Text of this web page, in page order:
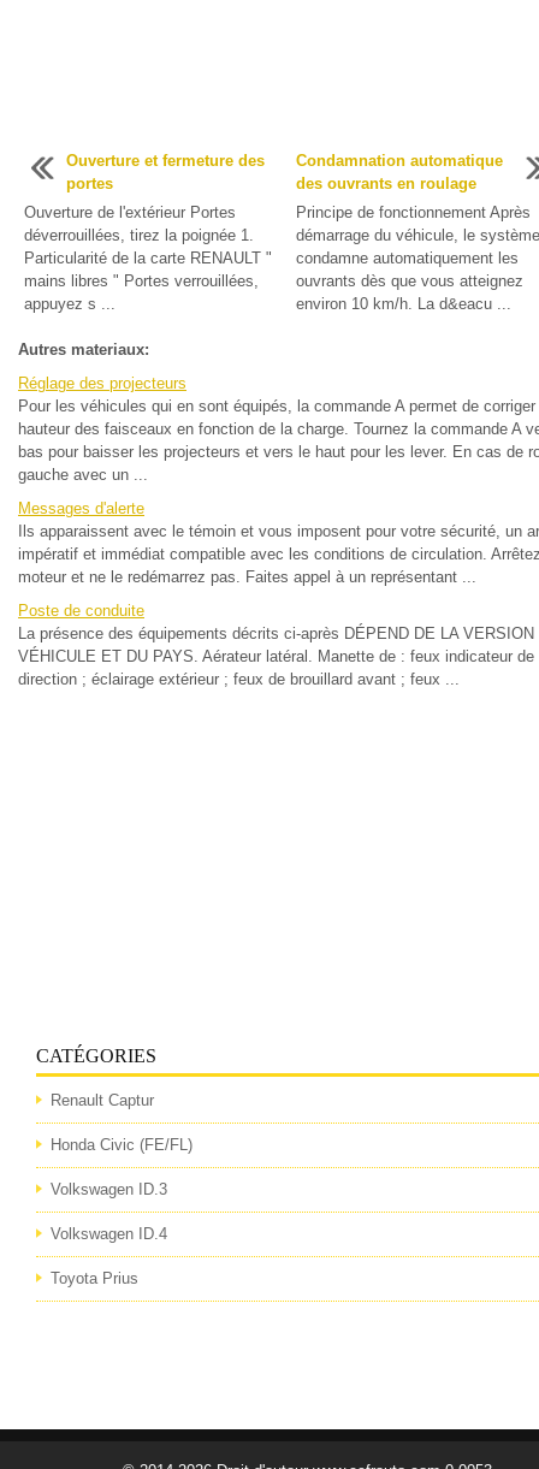
Ouverture et fermeture des
portes
Ouverture de l'extérieur Portes
déverrouillées, tirez la poignée 1.
Particularité de la carte RENAULT "
mains libres " Portes verrouillées,
appuyez s ...
Condamnation automatique
des ouvrants en roulage
Principe de fonctionnement Après
démarrage du véhicule, le système
condamne automatiquement les
ouvrants dès que vous atteignez
environ 10 km/h. La d&eacu ...
Autres materiaux:
Réglage des projecteurs
Pour les véhicules qui en sont équipés, la commande A permet de corriger
hauteur des faisceaux en fonction de la charge. Tournez la commande A
bas pour baisser les projecteurs et vers le haut pour les lever. En cas de
gauche avec un ...
Messages d'alerte
Ils apparaissent avec le témoin et vous imposent pour votre sécurité, un
impératif et immédiat compatible avec les conditions de circulation.
moteur et ne le redémarrez pas. Faites appel à un représentant ...
Poste de conduite
La présence des équipements décrits ci-après DÉPEND DE LA VERSION
VÉHICULE ET DU PAYS. Aérateur latéral. Manette de : feux indicateur de
direction ; éclairage extérieur ; feux de brouillard avant ; feux ...
CATÉGORIES
Renault Captur
Honda Civic (FE/FL)
Volkswagen ID.3
Volkswagen ID.4
Toyota Prius